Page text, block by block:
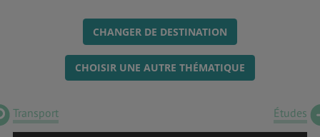
CHANGER DE DESTINATION
CHOISIR UNE AUTRE THÉMATIQUE
Transport Études